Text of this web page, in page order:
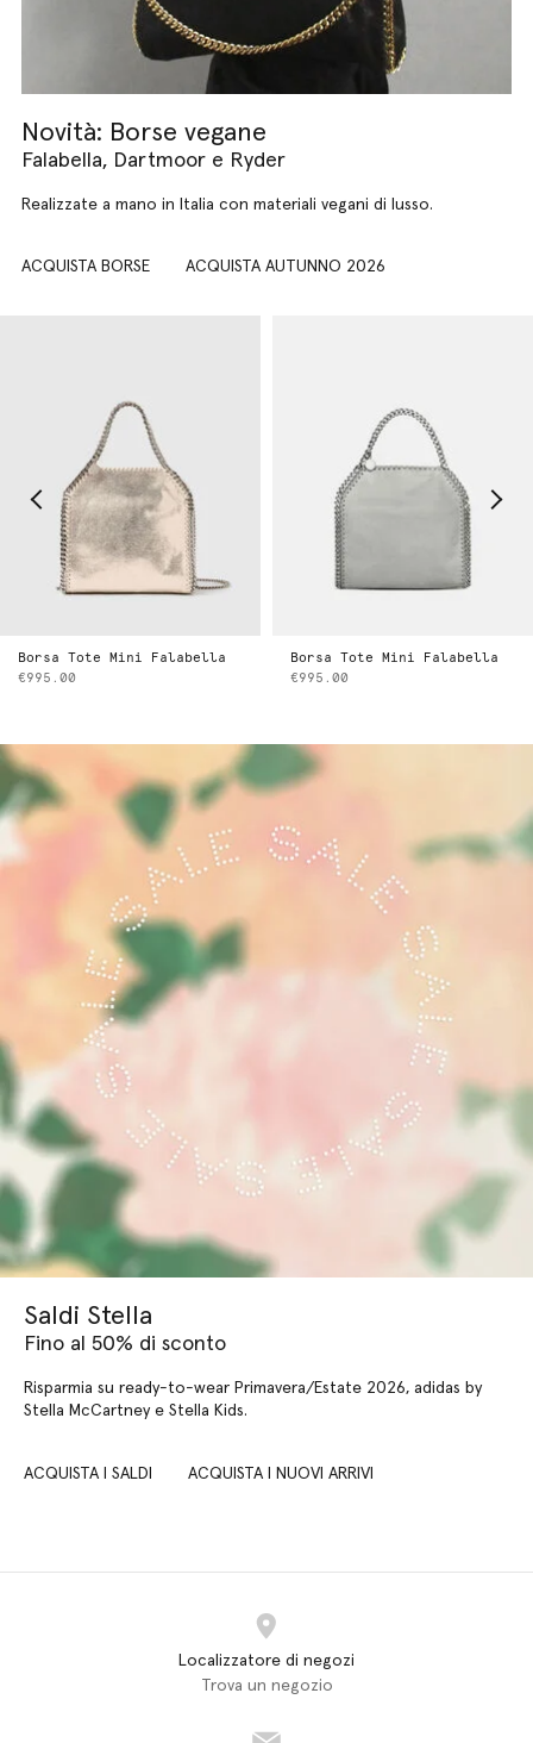
Novità: Borse vegane
Falabella, Dartmoor e Ryder
Realizzate a mano in Italia con materiali vegani di lusso.
ACQUISTA BORSE ACQUISTA AUTUNNO 2026
Borsa Tote Mini Falabella
€995.00
Borsa Tote Mini Falabella
€995.00
Saldi Stella
Fino al 50% di sconto
Risparmia su ready-to-wear Primavera/Estate 2026, adidas by
Stella McCartney e Stella Kids.
ACQUISTA I SALDI ACQUISTA I NUOVI ARRIVI
Localizzatore di negozi
Trova un negozio